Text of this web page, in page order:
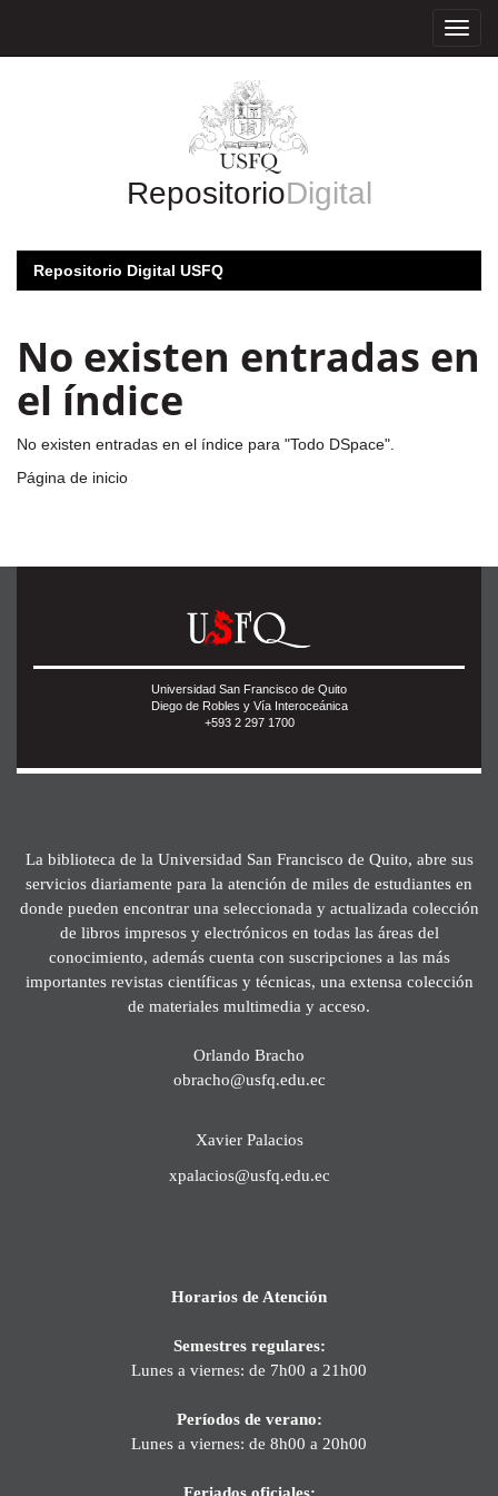
RepositorioDigital
Repositorio Digital USFQ
No existen entradas en
el índice
No existen entradas en el índice para "Todo DSpace".
Página de inicio
Universidad San Francisco de Quito
Diego de Robles y Vía Interoceánica
+593 2 297 1700
La biblioteca de la Universidad San Francisco de Quito, abre sus
servicios diariamente para la atención de miles de estudiantes en
donde pueden encontrar una seleccionada y actualizada colección
de libros impresos y electrónicos en todas las áreas del
conocimiento, además cuenta con suscripciones a las más
importantes revistas científicas y técnicas, una extensa colección
de materiales multimedia y acceso.
Orlando Bracho
obracho@usfq.edu.ec
Xavier Palacios
xpalacios@usfq.edu.ec
Horarios de Atención
Semestres regulares:
Lunes a viernes: de 7h00 a 21h00
Períodos de verano:
Lunes a viernes: de 8h00 a 20h00
Feriados oficiales: